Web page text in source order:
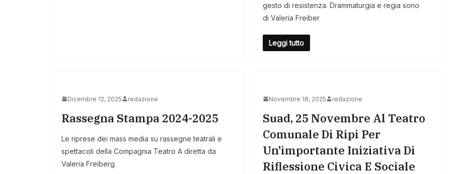
gesto di resistenza. Drammaturgia e regia sono
di Valeria Freiber
Leggi tutto
Dicembre 12, 2025 redazione
Rassegna Stampa 2024-2025
Le riprese dei mass media su rassegne teatrali e
spettacoli della Compagnia Teatro A diretta da
Valeria Freiberg
Novembre 18, 2025 redazione
Suad, 25 Novembre Al Teatro
Comunale Di Ripi Per
Un’importante Iniziativa Di
Riflessione Civica E Sociale